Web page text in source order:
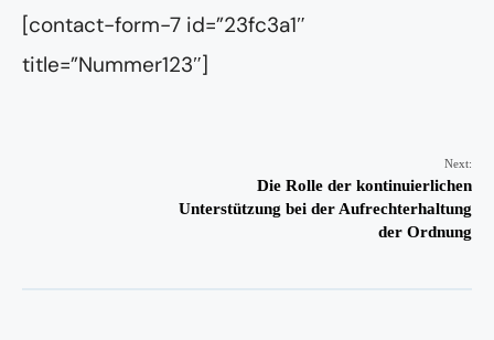
[contact-form-7 id=”23fc3a1″
title=”Nummer123″]
Next:
Die Rolle der kontinuierlichen
Unterstützung bei der Aufrechterhaltung
der Ordnung